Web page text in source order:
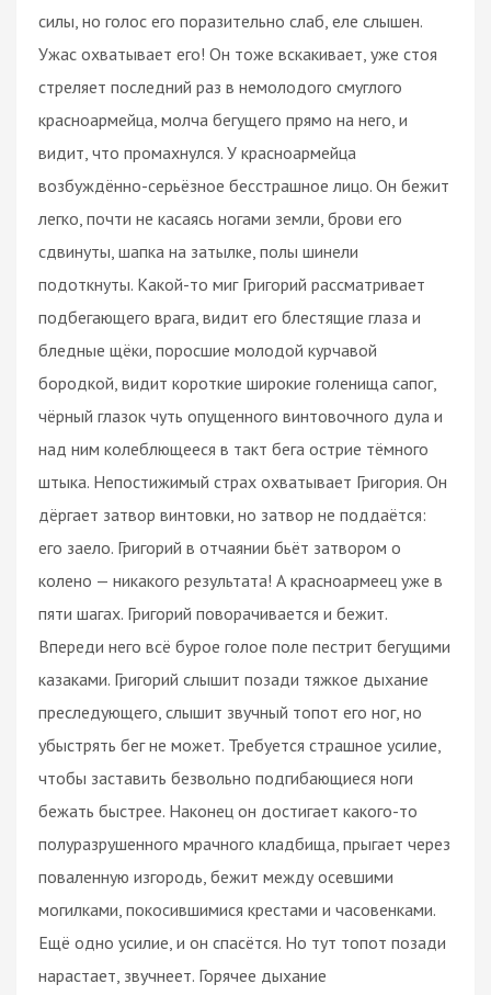
силы, но голос его поразительно слаб, еле слышен.
Ужас охватывает его! Он тоже вскакивает, уже стоя
стреляет последний раз в немолодого смуглого
красноармейца, молча бегущего прямо на него, и
видит, что промахнулся. У красноармейца
возбуждённо-серьёзное бесстрашное лицо. Он бежит
легко, почти не касаясь ногами земли, брови его
сдвинуты, шапка на затылке, полы шинели
подоткнуты. Какой-то миг Григорий рассматривает
подбегающего врага, видит его блестящие глаза и
бледные щёки, поросшие молодой курчавой
бородкой, видит короткие широкие голенища сапог,
чёрный глазок чуть опущенного винтовочного дула и
над ним колеблющееся в такт бега острие тёмного
штыка. Непостижимый страх охватывает Григория. Он
дёргает затвор винтовки, но затвор не поддаётся:
его заело. Григорий в отчаянии бьёт затвором о
колено — никакого результата! А красноармеец уже в
пяти шагах. Григорий поворачивается и бежит.
Впереди него всё бурое голое поле пестрит бегущими
казаками. Григорий слышит позади тяжкое дыхание
преследующего, слышит звучный топот его ног, но
убыстрять бег не может. Требуется страшное усилие,
чтобы заставить безвольно подгибающиеся ноги
бежать быстрее. Наконец он достигает какого-то
полуразрушенного мрачного кладбища, прыгает через
поваленную изгородь, бежит между осевшими
могилками, покосившимися крестами и часовенками.
Ещё одно усилие, и он спасётся. Но тут топот позади
нарастает, звучнеет. Горячее дыхание